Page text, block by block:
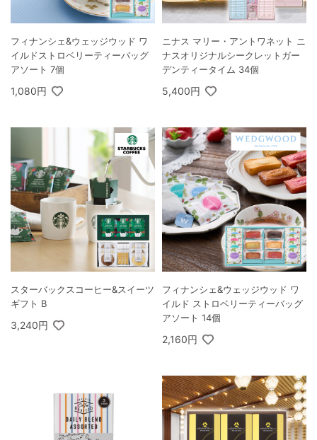
フィナンシェ&ウェッジウッド ワ
イルドストロベリーティーバッグ
アソート 7個
1,080円
ニナス マリー・アントワネット ニ
ナスオリジナルシークレットガー
デンティータイム 34個
5,400円
スターバックスコーヒー&スイーツ
ギフト B
3,240円
フィナンシェ&ウェッジウッド ワ
イルド ストロベリーティーバッグ
アソート 14個
2,160円